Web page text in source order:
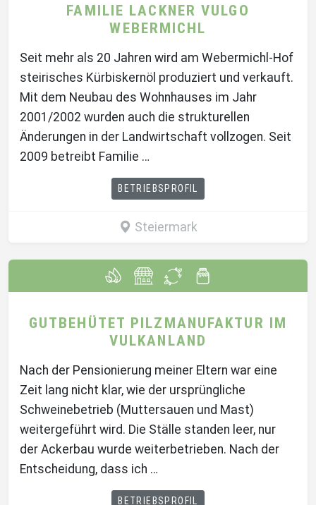
FAMILIE LACKNER VULGO
WEBERMICHL
Seit mehr als 20 Jahren wird am Webermichl-Hof
steirisches Kürbiskernöl produziert und verkauft.
Mit dem Neubau des Wohnhauses im Jahr
2001/2002 wurden auch die strukturellen
Änderungen in der Landwirtschaft vollzogen. Seit
2009 betreibt Familie …
BETRIEBSPROFIL
Steiermark
GUTBEHÜTET PILZMANUFAKTUR IM
VULKANLAND
Nach der Pensionierung meiner Eltern war eine
Zeit lang nicht klar, wie der ursprüngliche
Schweinebetrieb (Muttersauen und Mast)
weitergeführt wird. Die Ställe standen leer, nur
der Ackerbau wurde weiterbetrieben. Nach der
Entscheidung, dass ich …
BETRIEBSPROFIL